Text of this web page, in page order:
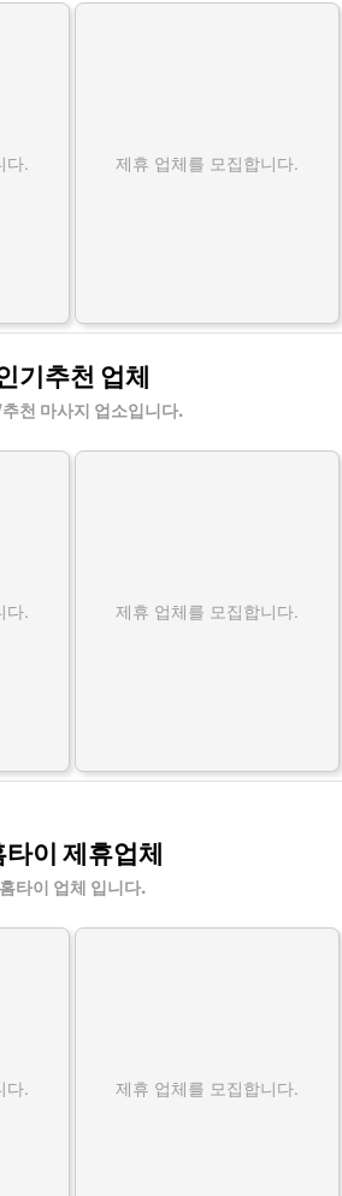
다. 제휴 업체를 모집합니다.
기추천 업체
천 마사지 업소입니다.
다. 제휴 업체를 모집합니다.
타이 제휴업체
홈타이 업체 입니다.
다. 제휴 업체를 모집합니다.